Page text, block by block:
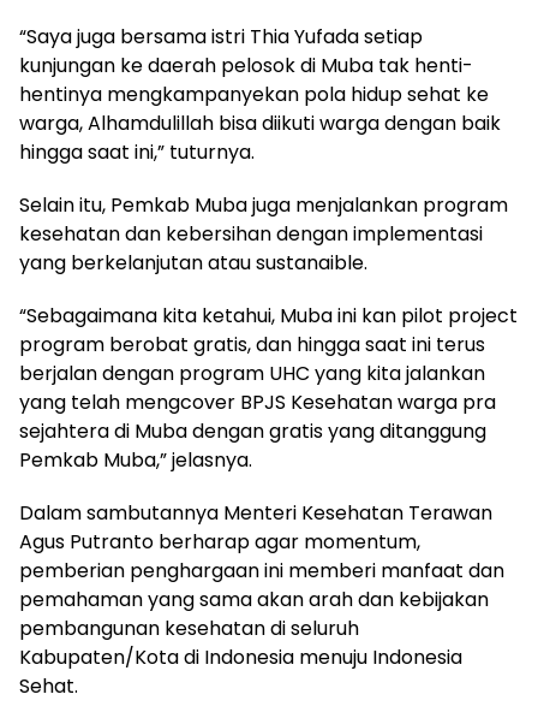
“Saya juga bersama istri Thia Yufada setiap
kunjungan ke daerah pelosok di Muba tak henti-
hentinya mengkampanyekan pola hidup sehat ke
warga, Alhamdulillah bisa diikuti warga dengan baik
hingga saat ini,” tuturnya.
Selain itu, Pemkab Muba juga menjalankan program
kesehatan dan kebersihan dengan implementasi
yang berkelanjutan atau sustanaible.
“Sebagaimana kita ketahui, Muba ini kan pilot project
program berobat gratis, dan hingga saat ini terus
berjalan dengan program UHC yang kita jalankan
yang telah mengcover BPJS Kesehatan warga pra
sejahtera di Muba dengan gratis yang ditanggung
Pemkab Muba,” jelasnya.
Dalam sambutannya Menteri Kesehatan Terawan
Agus Putranto berharap agar momentum,
pemberian penghargaan ini memberi manfaat dan
pemahaman yang sama akan arah dan kebijakan
pembangunan kesehatan di seluruh
Kabupaten/Kota di Indonesia menuju Indonesia
Sehat.